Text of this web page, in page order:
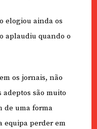
elogiou ainda os
aplaudiu quando o
os jornais, não
adeptos são muito
de uma forma
equipa perder em